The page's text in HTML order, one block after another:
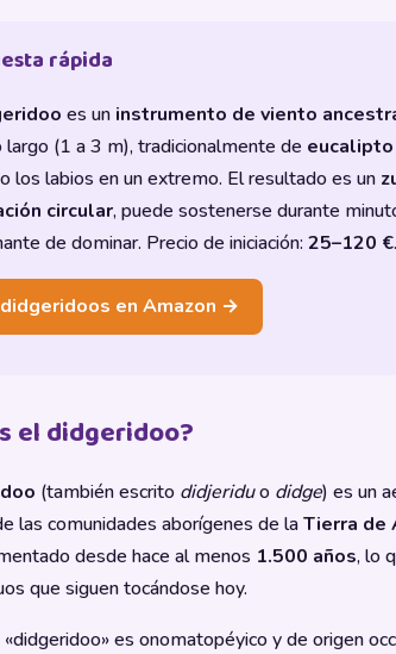
rápida
es un instrumento de viento
largo (1 a 3 m), tradicionalmente de
los labios en un extremo. El resultado es un
circular, puede sostenerse durante
de dominar. Precio de iniciación: 25–120 €.
en Amazon →
el didgeridoo?
(también escrito didjeriduo didge) es un
las comunidades aborígenes de laTierra de
desde hace al menos 1.500 años, lo
que siguen tocándose hoy.
es onomatopéyico y de origen